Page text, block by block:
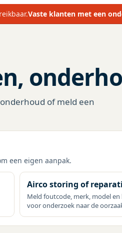
Vaste klanten met een
of meld een
een eigen aanpak.
Airco storing of
Meld foutcode, merk, model en
voor onderzoek naar de